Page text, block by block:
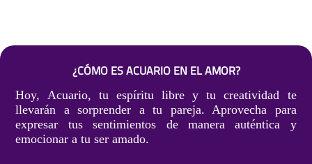
¿CÓMO ES ACUARIO EN EL AMOR?
Hoy, Acuario, tu espíritu libre y tu creatividad te
llevarán a sorprender a tu pareja. Aprovecha para
expresar tus sentimientos de manera auténtica y
emocionar a tu ser amado.